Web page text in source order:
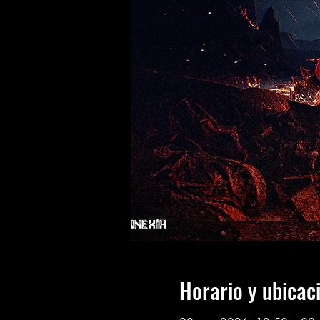
Horario y